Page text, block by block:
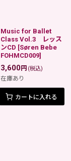
Music for Ballet
Class Vol.3 レッス
ンCD [Søren Bebe
FOHMCD009]
3,600円 (税込)
在庫あり
カートに入れる